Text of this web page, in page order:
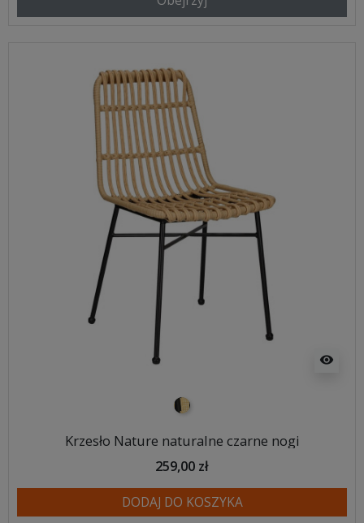
visibility
naturalno czarny
Krzesło Nature naturalne czarne nogi
259,00 zł
DODAJ DO KOSZYKA